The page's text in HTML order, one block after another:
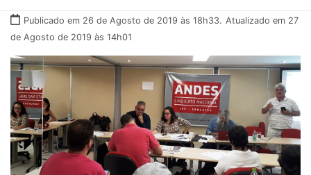
Publicado em 26 de Agosto de 2019 às 18h33. Atualizado em 27
de Agosto de 2019 às 14h01